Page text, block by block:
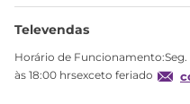
Ajuda
Televendas
Horário de Funcionamento:Seg.
às 18:00 hrsexceto feriado